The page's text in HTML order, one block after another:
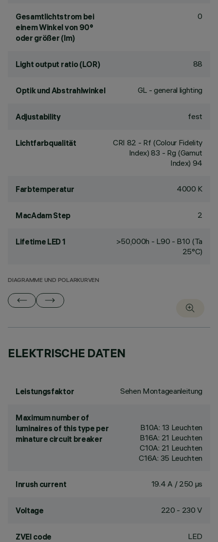
Gesamtlichtstrom bei
einem Winkel von 90°
oder größer (lm)
0
Light output ratio (LOR) 88
Optik und Abstrahlwinkel GL - general lighting
Adjustability fest
Lichtfarbqualität CRI 82 - Rf (Colour Fidelity
Index) 83 - Rg (Gamut
Index) 94
Farbtemperatur 4000 K
MacAdam Step 2
Lifetime LED 1
>50,000h - L90 - B10 (Ta
25°C)
DIAGRAMME UND POLARKURVEN
ELEKTRISCHE DATEN
Leistungsfaktor Sehen Montageanleitung
Maximum number of
luminaires of this type per
minature circuit breaker
B10A: 13 Leuchten
B16A: 21 Leuchten
C10A: 21 Leuchten
C16A: 35 Leuchten
Inrush current 19.4 A / 250 µs
Voltage 220 - 230 V
ZVEI code LED